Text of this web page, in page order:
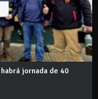
jornada de 40